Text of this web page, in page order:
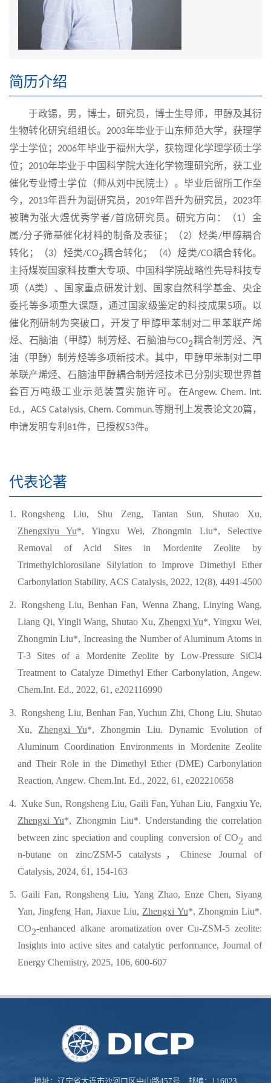
简历介绍
于政锡，男，博士，研究员，博士生导师，甲醇及其衍
生物转化研究组组长。 2003年毕业于山东师范大学， 获理学
学士学位； 2006年毕业于福州大学，获物理化学理学硕士学
位； 2010年毕业于中国科学院大连化学物理研究所，获工业
催化专业博士学位 （师从刘中民院士）。毕业后留所工作至
今， 2013年晋升为副研究员， 2019年晋升为研究员 ， 2023年
被聘为张大煜优秀学者/首席研究员。研究方向：（1）金
属/分子筛基催化材料的制备及表征；（2）烃类/甲醇耦合
转化；（3）烃类/CO2耦合转化；（4）烃类/CO耦合转化。
主持煤炭 国家科技重大专项、中国科学院战略性先导科技专
项（A类）、国家重点研发计划、国家自然科学基金、央企
委托等多项重大课题 ，通过 国家级鉴定的科技成果5项。以
催化剂研制为突破口，开发了甲醇甲苯制对二甲苯联产烯
烃、石脑油（甲醇）制芳烃、石脑油与CO2耦合制芳烃、汽
油（甲醇）制芳烃等多项新技术。其中，甲醇甲苯制对二甲
苯联产烯烃、石脑油甲醇耦合制芳烃技术已分别实现世界首
套百万吨级工业示范装置实施许可。 在Angew. Chem. Int.
Ed. ，ACS Catalysis, Chem. Commun.等期刊上发表论文20篇，
申请发明专利 81件， 已授权53件。
代表论著
1. Rongsheng Liu, Shu Zeng, Tantan Sun, Shutao Xu,
Zhengxiyu Yu*, Yingxu Wei, Zhongmin Liu*, Selective
Removal of Acid Sites in Mordenite Zeolite by
Trimethylchlorosilane Silylation to Improve Dimethyl Ether
Carbonylation Stability, ACS Catalysis, 2022, 12(8), 4491-4500
2. Rongsheng Liu, Benhan Fan, Wenna Zhang, Linying Wang,
Liang Qi, Yingli Wang, Shutao Xu, Zhengxi Yu*, Yingxu Wei,
Zhongmin Liu*, Increasing the Number of Aluminum Atoms in
T-3 Sites of a Mordenite Zeolite by Low-Pressure SiCl4
Treatment to Catalyze Dimethyl Ether Carbonylation, Angew.
Chem.Int. Ed., 2022, 61, e202116990
3. Rongsheng Liu, Benhan Fan, Yuchun Zhi, Chong Liu, Shutao
Xu, Zhengxi Yu*, Zhongmin Liu. Dynamic Evolution of
Aluminum Coordination Environments in Mordenite Zeolite
and Their Role in the Dimethyl Ether (DME) Carbonylation
Reaction, Angew. Chem.Int. Ed., 2022, 61, e202210658
4. Xuke Sun, Rongsheng Liu, Gaili Fan, Yuhan Liu, Fangxiu Ye,
Zhengxi Yu*, Zhongmin Liu*. Understanding the correlation
between zinc speciation and coupling conversion of CO2 and
n-butane on zinc/ZSM-5 catalysts，Chinese Journal of
Catalysis, 2024, 61 , 154-163
5. Gaili Fan, Rongsheng Liu, Yang Zhao, Enze Chen, Siyang
Yan, Jingfeng Han, Jiaxue Liu, Zhengxi Yu*, Zhongmin Liu*.
CO2-enhanced alkane aromatization over Cu-ZSM-5 zeolite:
Insights into active sites and catalytic performance, Journal of
Energy Chemistry, 2025, 106, 600-607
地址：辽宁省大连市沙河口区中山路457号 邮编：116023